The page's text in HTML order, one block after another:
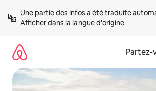
directement
Afficher dans la langue d'origine
Partez-